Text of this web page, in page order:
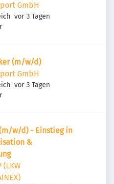
GmbH
Veröffentlicht
vor 3 Tagen
(m/w/d)
GmbH
Veröffentlicht
vor 3 Tagen
w/d) - Einstieg in
&
(LKW